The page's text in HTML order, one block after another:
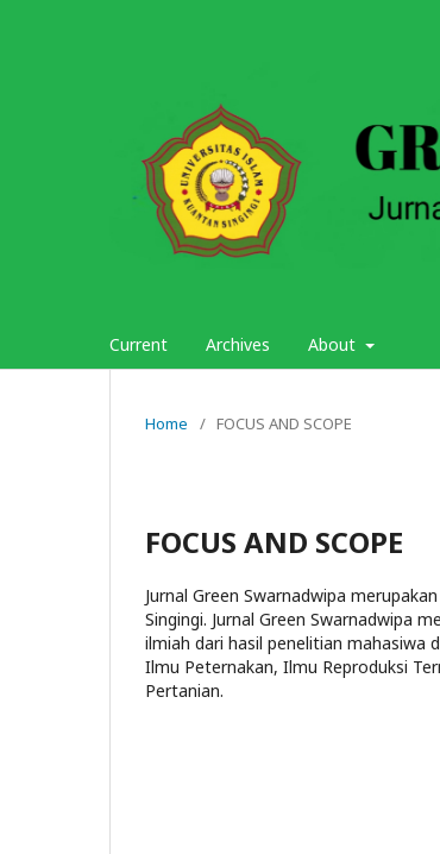
Current Archives About
Home / FOCUS AND SCOPE
FOCUS AND SCOPE
Jurnal Green Swarnadwipa
Singingi. Jurnal Green Swarnadwipa
ilmiah dari hasil penelitian mahasiwa
Ilmu Peternakan, Ilmu Reproduksi
Pertanian.